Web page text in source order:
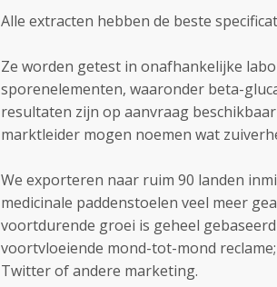
Alle extracten hebben de beste
Ze worden getest in onafhankelijke
sporenelementen, waaronder beta-
resultaten zijn op aanvraag
marktleider mogen noemen wat
We exporteren naar ruim 90 landen
medicinale paddenstoelen veel meer
voortdurende groei is geheel
voortvloeiende mond-tot-mond
Twitter of andere marketing.